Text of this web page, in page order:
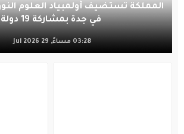
في جدة بمشاركة 19 دولة
03:28 مساءً, 29 Jul 2026